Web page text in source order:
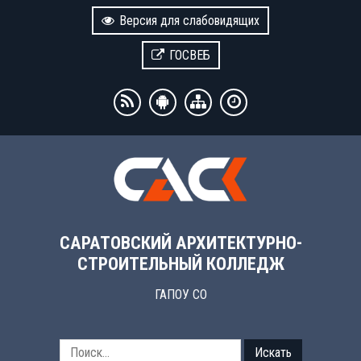
Версия для слабовидящих
ГОСВЕБ
САРАТОВСКИЙ АРХИТЕКТУРНО-
СТРОИТЕЛЬНЫЙ КОЛЛЕДЖ
ГАПОУ СО
Искать